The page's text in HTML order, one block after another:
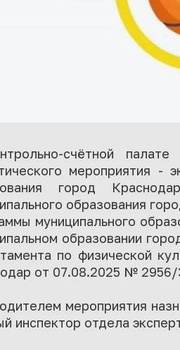
счётной
мероприятия -
город
образования
муниципального
образовании
по физической
от 07.08.2025 № 2956/
мероприятия
инспектор отдела